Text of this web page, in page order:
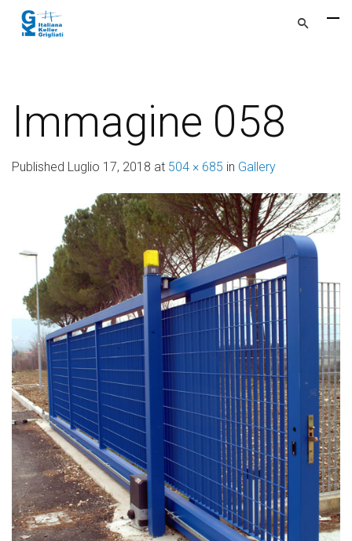
Immagine 058
Published Luglio 17, 2018 at 504 × 685 in Gallery